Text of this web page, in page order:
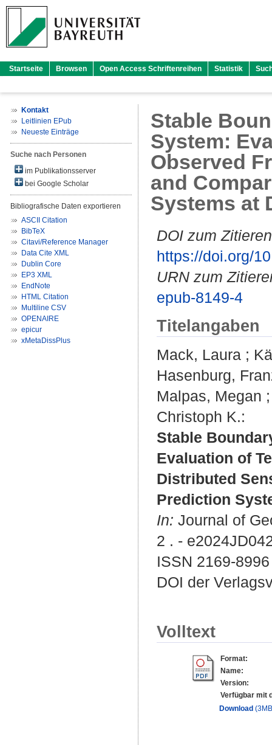
Startseite Browsen Open Access Schriftenreihen Statistik
Kontakt
Leitlinien EPub
Neueste Einträge
Suche nach Personen
im Publikationsserver
bei Google Scholar
Bibliografische Daten exportieren
ASCII Citation
BibTeX
Citavi/Reference Manager
Data Cite XML
Dublin Core
EP3 XML
EndNote
HTML Citation
Multiline CSV
OPENAIRE
epicur
xMetaDissPlus
Stable
System:
Observed
and
Systems at
DOI zum
https://doi.org/
URN zum
epub-8149-4
Titelangaben
Mack, Laura ;
Hasenburg,
Malpas, Megan
Christoph K.:
Stable
Evaluation of
Distributed
Prediction
In: Journal of
2 . -
ISSN 2169-8996
DOI der
Volltext
Format:
Name:
Version:
Verfügbar mit
Download